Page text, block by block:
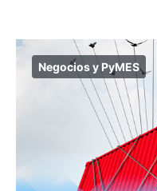
Negocios y PyMES